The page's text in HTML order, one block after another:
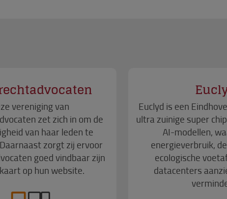
vereniging van
zet zich in om de
van haar leden te
zorgt zij ervoor
goed vindbaar zijn
op hun website.
Euclyd is een
ultra zuinige super
AI-modellen,
energieverbruik,
ecologische
datacenters